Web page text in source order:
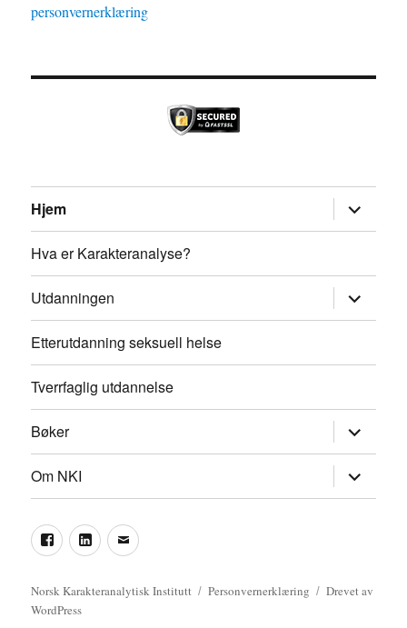
personvernerklæring
Hjem Utvid
Hva er Karakteranalyse?
Utdanningen Utvid
Etterutdanning seksuell helse
Tverrfaglig utdannelse
Bøker Utvid
Om NKI
Utvid
FacebookLinkedInEpost
Norsk Karakteranalytisk Institutt Personvernerklæring
Drevet av
WordPress